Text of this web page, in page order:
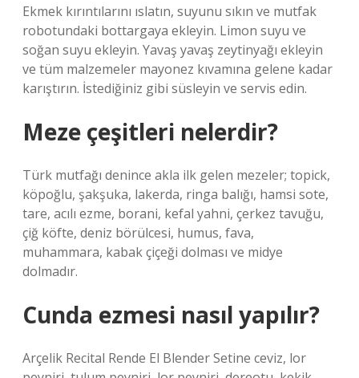
Ekmek kırıntılarını ıslatın, suyunu sıkın ve mutfak
robotundaki bottargaya ekleyin. Limon suyu ve
soğan suyu ekleyin. Yavaş yavaş zeytinyağı ekleyin
ve tüm malzemeler mayonez kıvamına gelene kadar
karıştırın. İstediğiniz gibi süsleyin ve servis edin.
Meze çeşitleri nelerdir?
Türk mutfağı denince akla ilk gelen mezeler; topick,
köpoğlu, şakşuka, lakerda, ringa balığı, hamsi sote,
tare, acılı ezme, borani, kefal yahni, çerkez tavuğu,
çiğ köfte, deniz börülcesi, humus, fava,
muhammara, kabak çiçeği dolması ve midye
dolmadır.
Cunda ezmesi nasıl yapılır?
Arçelik Recital Rende El Blender Setine ceviz, lor